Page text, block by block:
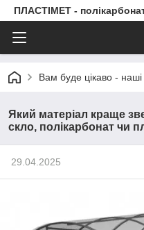
ПЛАСТІМЕТ -
Вам буде цікаво - наші
Який матеріал краще
скло, полікарбонат чи
29.04.2025